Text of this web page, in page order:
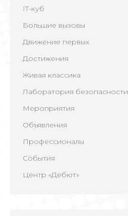
IT-куб
Большие вызовы
Движение первых
Достижения
Живая классика
Лаборатория безопасности
Мероприятия
Объявления
Профессионалы
События
Центр «Дебют»